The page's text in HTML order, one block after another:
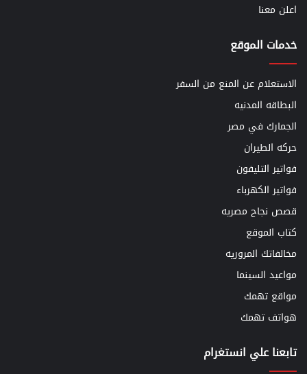
اعلن معنا
خدمات الموقع
الاستعلام عن المنع من السفر
البطاقه المدنيه
الجمارك في مصر
حركه الطيران
فواتير التليفون
فواتير الكهرباء
قصص نجاح مصريه
كتاب الموقع
مخالفاتك المروريه
مواعيد السينما
مواقع تهمك
هواتف تهمك
تابعنا علي انستغرام